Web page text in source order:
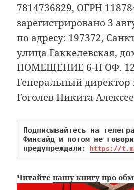
7814736829, ОГРН
зарегистрировано 3
по адресу: 197372,
улица Гаккелевская,
ПОМЕЩЕНИЕ 6-Н ОФ.
Генеральный директор
Гоголев Никита
Подписывайтесь на
Финсайд и потом не
предупреждали: https://
Читайтенашу книгу про